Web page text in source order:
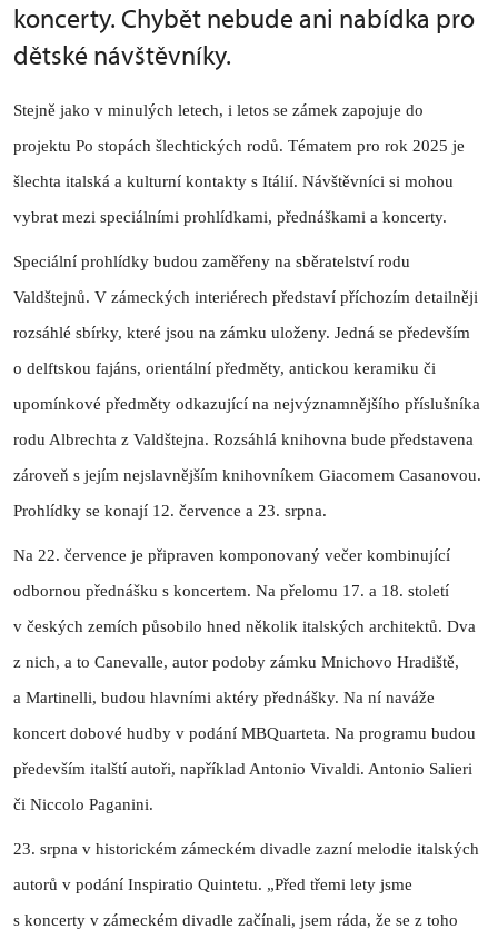
koncerty. Chybět nebude ani nabídka pro
dětské návštěvníky.
Stejně jako v minulých letech, i letos se zámek zapojuje do
projektu Po stopách šlechtických rodů. Tématem pro rok 2025 je
šlechta italská a kulturní kontakty s Itálií. Návštěvníci si mohou
vybrat mezi speciálními prohlídkami, přednáškami a koncerty.
Speciální prohlídky budou zaměřeny na sběratelství rodu
Valdštejnů. V zámeckých interiérech představí příchozím detailněji
rozsáhlé sbírky, které jsou na zámku uloženy. Jedná se především
o delftskou fajáns, orientální předměty, antickou keramiku či
upomínkové předměty odkazující na nejvýznamnějšího příslušníka
rodu Albrechta z Valdštejna. Rozsáhlá knihovna bude představena
zároveň s jejím nejslavnějším knihovníkem Giacomem Casanovou.
Prohlídky se konají 12. července a 23. srpna.
Na 22. července je připraven komponovaný večer kombinující
odbornou přednášku s koncertem. Na přelomu 17. a 18. století
v českých zemích působilo hned několik italských architektů. Dva
z nich, a to Canevalle, autor podoby zámku Mnichovo Hradiště,
a Martinelli, budou hlavními aktéry přednášky. Na ní naváže
koncert dobové hudby v podání MBQuarteta. Na programu budou
především italští autoři, například Antonio Vivaldi. Antonio Salieri
či Niccolo Paganini.
23. srpna v historickém zámeckém divadle zazní melodie italských
autorů v podání Inspiratio Quintetu. „Před třemi lety jsme
s koncerty v zámeckém divadle začínali, jsem ráda, že se z toho